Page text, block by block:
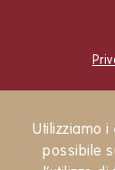
Utilizziamo i
possibile